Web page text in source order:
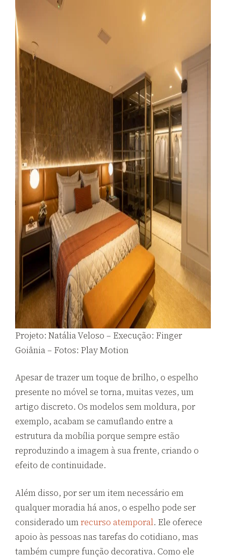
Projeto: Natália Veloso – Execução: Finger
Goiânia – Fotos: Play Motion
Apesar de trazer um toque de brilho, o espelho
presente no móvel se torna, muitas vezes, um
artigo discreto. Os modelos sem moldura, por
exemplo, acabam se camuflando entre a
estrutura da mobília porque sempre estão
reproduzindo a imagem à sua frente, criando o
efeito de continuidade.
Além disso, por ser um item necessário em
qualquer moradia há anos, o espelho pode ser
considerado umrecurso atemporal. Ele oferece
apoio às pessoas nas tarefas do cotidiano, mas
também cumpre função decorativa. Como ele